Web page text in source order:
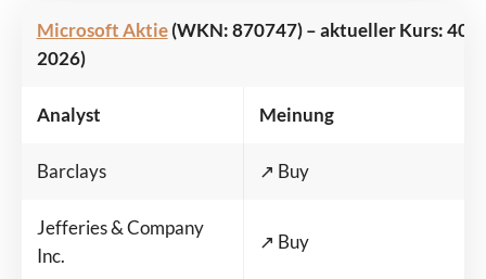
Microsoft Aktie(WKN: 870747) – aktueller Kurs: 400
2026)
Analyst Meinung
Barclays ↗️ Buy
Jefferies & Company
Inc.
↗️ Buy